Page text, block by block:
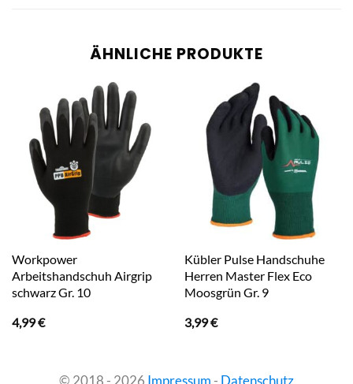
ÄHNLICHE PRODUKTE
Workpower
Arbeitshandschuh Airgrip
schwarz Gr. 10
4,99€
Kübler Pulse Handschuhe
Herren Master Flex Eco
Moosgrün Gr. 9
3,99€